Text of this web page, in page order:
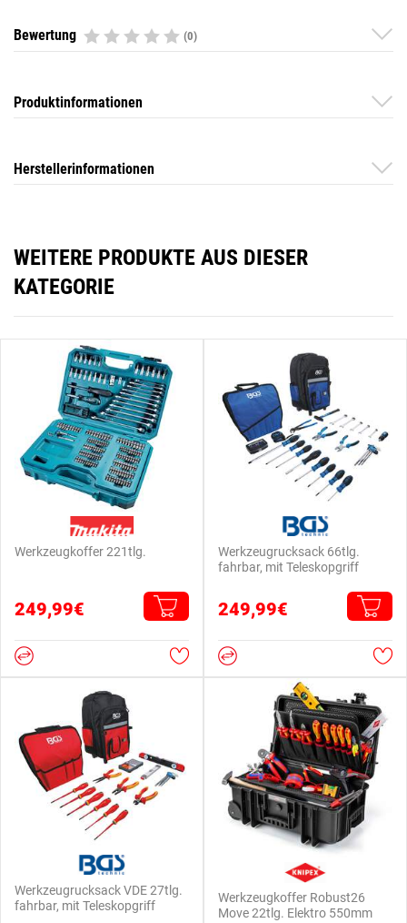
Bewertung (0)
Produktinformationen
Herstellerinformationen
WEITERE PRODUKTE AUS DIESER
KATEGORIE
Werkzeugkoffer 221tlg.
249,99€
Werkzeugrucksack 66tlg.
fahrbar, mit Teleskopgriff
249,99€
Werkzeugrucksack VDE 27tlg.
fahrbar, mit Teleskopgriff
Werkzeugkoffer Robust26
Move 22tlg. Elektro 550mm